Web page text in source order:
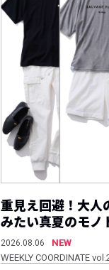
重見え回避！大人
みたい真夏のモノ
2026.08.06
NEW
WEEKLY COORDINATE